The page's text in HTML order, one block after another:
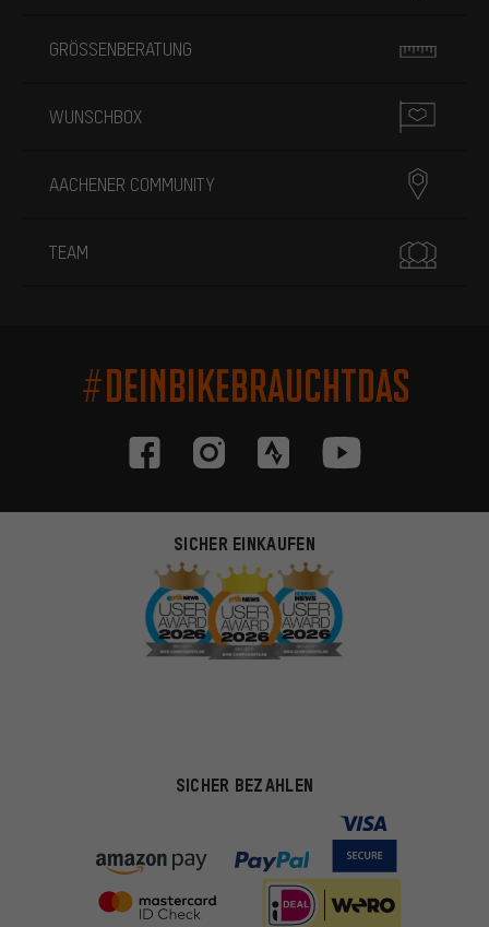
GRÖSSENBERATUNG
WUNSCHBOX
AACHENER COMMUNITY
TEAM
#DEINBIKEBRAUCHTDAS
SICHER EINKAUFEN
SICHER BEZAHLEN